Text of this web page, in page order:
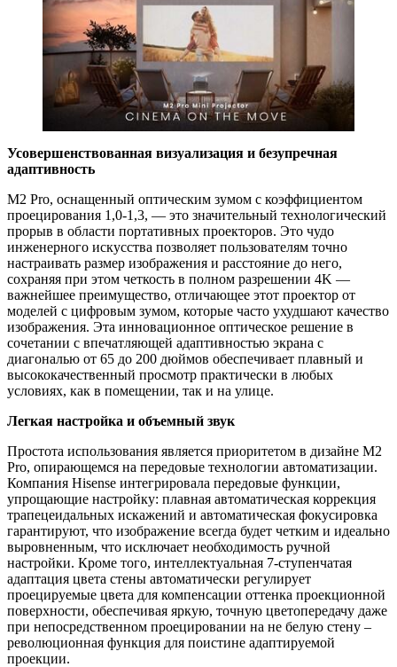
Усовершенствованная визуализация и безупречная
адаптивность
M2 Pro, оснащенный оптическим зумом с коэффициентом
проецирования 1,0-1,3, — это значительный технологический
прорыв в области портативных проекторов. Это чудо
инженерного искусства позволяет пользователям точно
настраивать размер изображения и расстояние до него,
сохраняя при этом четкость в полном разрешении 4K —
важнейшее преимущество, отличающее этот проектор от
моделей с цифровым зумом, которые часто ухудшают качество
изображения. Эта инновационное оптическое решение в
сочетании с впечатляющей адаптивностью экрана с
диагональю от 65 до 200 дюймов обеспечивает плавный и
высококачественный просмотр практически в любых
условиях, как в помещении, так и на улице.
Легкая настройка и объемный звук
Простота использования является приоритетом в дизайне M2
Pro, опирающемся на передовые технологии автоматизации.
Компания Hisense интегрировала передовые функции,
упрощающие настройку: плавная автоматическая коррекция
трапецеидальных искажений и автоматическая фокусировка
гарантируют, что изображение всегда будет четким и идеально
выровненным, что исключает необходимость ручной
настройки. Кроме того, интеллектуальная 7-ступенчатая
адаптация цвета стены автоматически регулирует
проецируемые цвета для компенсации оттенка проекционной
поверхности, обеспечивая яркую, точную цветопередачу даже
при непосредственном проецировании на не белую стену –
революционная функция для поистине адаптируемой
проекции.